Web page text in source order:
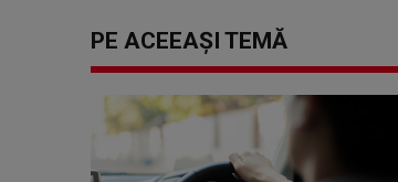
PE ACEEAȘI TEMĂ